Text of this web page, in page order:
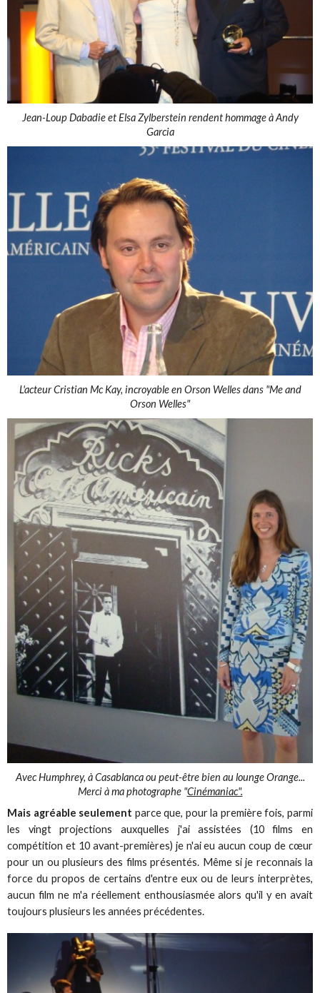
Jean-Loup Dabadie et Elsa Zylberstein rendent hommage à Andy
Garcia
L'acteur Cristian Mc Kay, incroyable en Orson Welles dans "Me and
Orson Welles"
Avec Humphrey, à Casablanca ou peut-être bien au lounge Orange...
Merci à ma photographe "Cinémaniac".
Mais agréable seulement parce que, pour la première fois, parmi
les vingt projections auxquelles j'ai assistées (10 films en
compétition et 10 avant-premières) je n'ai eu aucun coup de cœur
pour un ou plusieurs des films présentés. Même si je reconnais la
force du propos de certains d'entre eux ou de leurs interprètes,
aucun film ne m'a réellement enthousiasmée alors qu'il y en avait
toujours plusieurs les années précédentes.